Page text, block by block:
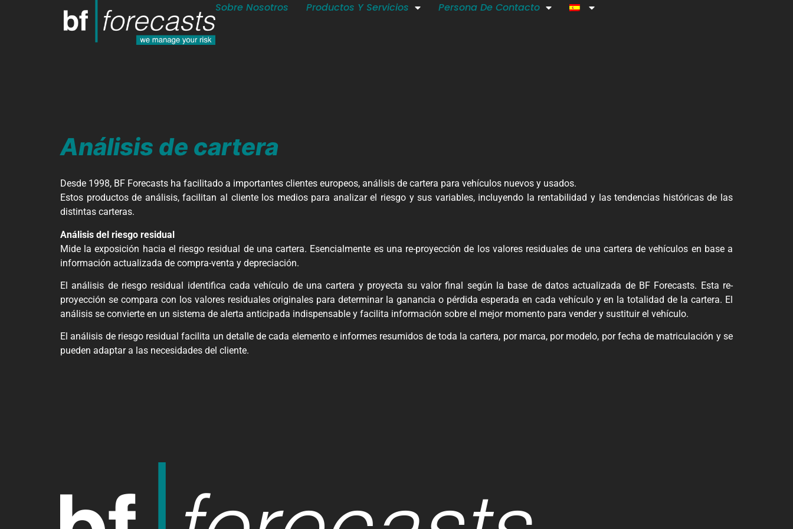
Sobre Nosotros Productos Y Servicios Persona De Contacto
Análisis de cartera
Desde 1998, BF Forecasts ha facilitado a importantes clientes europeos, análisis de cartera para vehículos nuevos y usados.
Estos productos de análisis, facilitan al cliente los medios para analizar el riesgo y sus variables, incluyendo la rentabilidad y las tendencias históricas de las
distintas carteras.
Análisis del riesgo residual
Mide la exposición hacia el riesgo residual de una cartera. Esencialmente es una re-proyección de los valores residuales de una cartera de vehículos en base a
información actualizada de compra-venta y depreciación.
El análisis de riesgo residual identifica cada vehículo de una cartera y proyecta su valor final según la base de datos actualizada de BF Forecasts. Esta re-
proyección se compara con los valores residuales originales para determinar la ganancia o pérdida esperada en cada vehículo y en la totalidad de la cartera. El
análisis se convierte en un sistema de alerta anticipada indispensable y facilita información sobre el mejor momento para vender y sustituir el vehículo.
El análisis de riesgo residual facilita un detalle de cada elemento e informes resumidos de toda la cartera, por marca, por modelo, por fecha de matriculación y se
pueden adaptar a las necesidades del cliente.